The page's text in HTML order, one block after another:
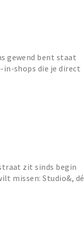
gewend bent staat
shops die je direct
zit sinds begin
missen: Studio&, dé